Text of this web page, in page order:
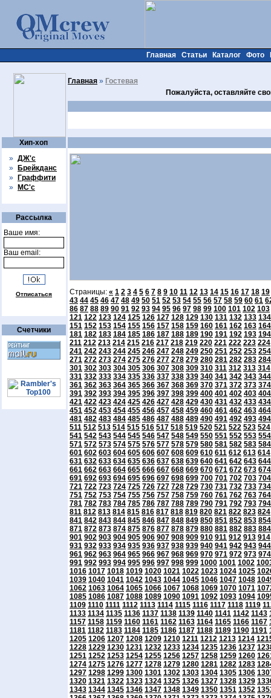
Хип-хоп
» ДЖ'с
»
Брейкданс
»
Граффити
»
МС'с
Рассылка
Ваше имя:
Ваш email:
Отписаться
Счетчики
Главная Статьи Каталог Фото
Главная » Гостевая
Пожалуйста, оставляйте
Страницы: « 1 2 3 4 5 6 7 8 9 10 11 12 13 14 15 16 17 18 19
43 44 45 46 47 48 49 50 51 52 53 54 55 56 57 58 59 60 61
86 87 88 89 90 91 92 93 94 95 96 97 98 99 100 101 102 103
121 122 123 124 125 126 127 128 129 130 131 132 133 134
151 152 153 154 155 156 157 158 159 160 161 162 163 164
181 182 183 184 185 186 187 188 189 190 191 192 193 194
211 212 213 214 215 216 217 218 219 220 221 222 223 224
241 242 243 244 245 246 247 248 249 250 251 252 253 254
271 272 273 274 275 276 277 278 279 280 281 282 283 284
301 302 303 304 305 306 307 308 309 310 311 312 313 314
331 332 333 334 335 336 337 338 339 340 341 342 343 344
361 362 363 364 365 366 367 368 369 370 371 372 373 374
391 392 393 394 395 396 397 398 399 400 401 402 403 404
421 422 423 424 425 426 427 428 429 430 431 432 433 434
451 452 453 454 455 456 457 458 459 460 461 462 463 464
481 482 483 484 485 486 487 488 489 490 491 492 493 494
511 512 513 514 515 516 517 518 519 520 521 522 523 524
541 542 543 544 545 546 547 548 549 550 551 552 553 554
571 572 573 574 575 576 577 578 579 580 581 582 583 584
601 602 603 604 605 606 607 608 609 610 611 612 613 614
631 632 633 634 635 636 637 638 639 640 641 642 643 644
661 662 663 664 665 666 667 668 669 670 671 672 673 674
691 692 693 694 695 696 697 698 699 700 701 702 703 704
721 722 723 724 725 726 727 728 729 730 731 732 733 734
751 752 753 754 755 756 757 758 759 760 761 762 763 764
781 782 783 784 785 786 787 788 789 790 791 792 793 794
811 812 813 814 815 816 817 818 819 820 821 822 823 824
841 842 843 844 845 846 847 848 849 850 851 852 853 854
871 872 873 874 875 876 877 878 879 880 881 882 883 884
901 902 903 904 905 906 907 908 909 910 911 912 913 914
931 932 933 934 935 936 937 938 939 940 941 942 943 944
961 962 963 964 965 966 967 968 969 970 971 972 973 974
991 992 993 994 995 996 997 998 999 1000 1001 1002
1016 1017 1018 1019 1020 1021 1022 1023 1024 1025
1039 1040 1041 1042 1043 1044 1045 1046 1047 1048
1062 1063 1064 1065 1066 1067 1068 1069 1070 1071
1085 1086 1087 1088 1089 1090 1091 1092 1093 1094
1109 1110 1111 1112 1113 1114 1115 1116 1117 1118 1119
1133 1134 1135 1136 1137 1138 1139 1140 1141 1142 1143
1157 1158 1159 1160 1161 1162 1163 1164 1165 1166 1167
1181 1182 1183 1184 1185 1186 1187 1188 1189 1190 1191
1205 1206 1207 1208 1209 1210 1211 1212 1213 1214
1228 1229 1230 1231 1232 1233 1234 1235 1236 1237
1251 1252 1253 1254 1255 1256 1257 1258 1259 1260
1274 1275 1276 1277 1278 1279 1280 1281 1282 1283
1297 1298 1299 1300 1301 1302 1303 1304 1305 1306
1320 1321 1322 1323 1324 1325 1326 1327 1328 1329
1343 1344 1345 1346 1347 1348 1349 1350 1351 1352